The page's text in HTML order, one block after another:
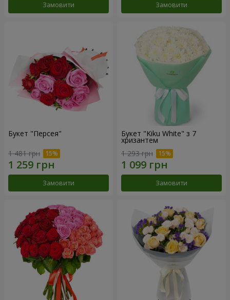
Замовити Замовити
Букет "Персея"
1 481 грн
Замовити
Букет "Kiku White" з 7
хризантем
1 293 грн
Замовити